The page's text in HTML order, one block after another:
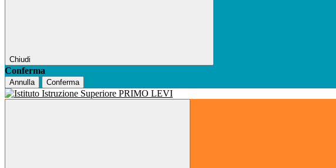
Chiudi
Conferma
Annulla Conferma